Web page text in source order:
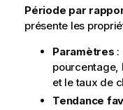
Période par
présente les
Paramètres :
pourcentage,
et le taux de
Tendance